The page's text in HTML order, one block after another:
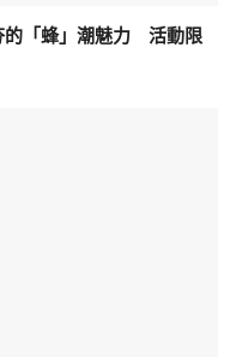
的「蜂」潮魅力 活動限